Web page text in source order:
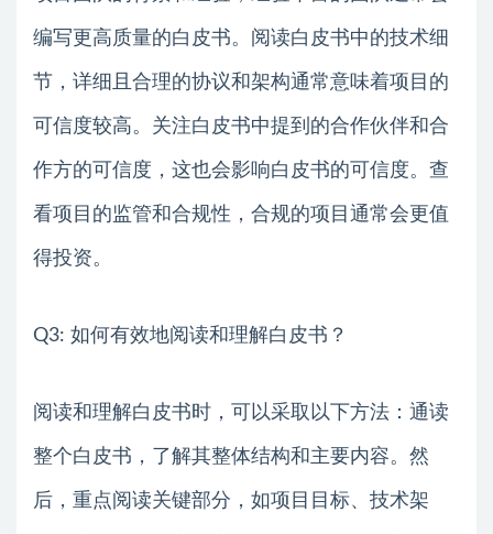
编写更高质量的白皮书。阅读白皮书中的技术细
节，详细且合理的协议和架构通常意味着项目的
可信度较高。关注白皮书中提到的合作伙伴和合
作方的可信度，这也会影响白皮书的可信度。查
看项目的监管和合规性，合规的项目通常会更值
得投资。
Q3: 如何有效地阅读和理解白皮书？
阅读和理解白皮书时，可以采取以下方法：通读
整个白皮书，了解其整体结构和主要内容。然
后，重点阅读关键部分，如项目目标、技术架